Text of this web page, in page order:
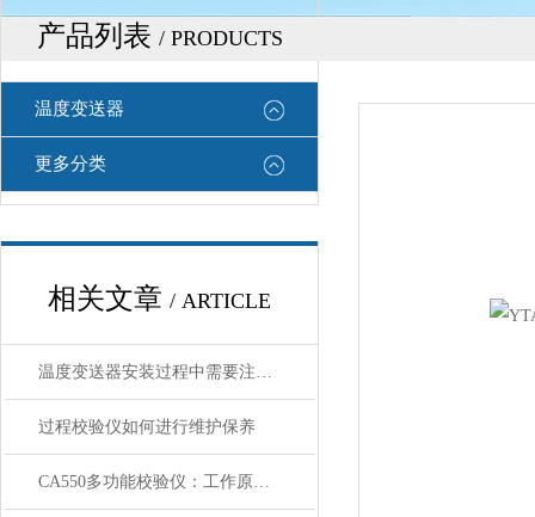
产品列表 / PRODUCTS
温度变送器
更多分类
相关文章 / ARTICLE
温度变送器安装过程中需要注意哪些细节
过程校验仪如何进行维护保养
CA550多功能校验仪：工作原理、核心功能与应用场景解析